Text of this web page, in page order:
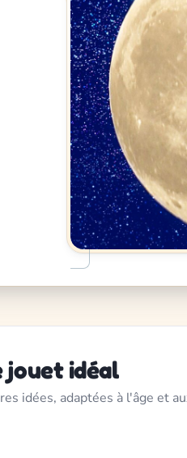
jouet idéal
idées, adaptées à l'âge et